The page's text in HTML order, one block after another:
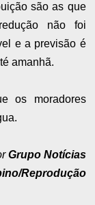
são as que
não foi
e a previsão é
amanhã.
os moradores
Grupo Notícias
Reprodução